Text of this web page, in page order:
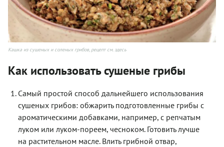
Кашка из сушеных и соленых грибов, рецепт см. здесь
Как использовать сушеные грибы
Самый простой способ дальнейшего использования
сушеных грибов: обжарить подготовленные грибы с
ароматическими добавками, например, с репчатым
луком или луком-пореем, чесноком. Готовить лучше
на растительном масле. Влить грибной отвар,